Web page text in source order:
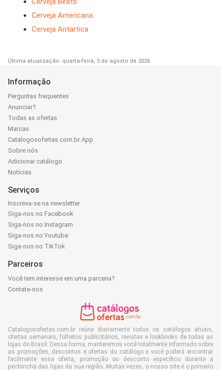
Cerveja Americana
Cerveja Antartica
Última atualização: quarta-feira, 5 de agosto de 2026
Informação
Perguntas frequentes
Anunciar?
Todas as ofertas
Marcas
Catalogosofertas.com.br App
Sobre nós
Adicionar catálogo
Notícias
Serviços
Inscreva-se na newsletter
Siga-nos no Facebook
Siga-nos no Instagram
Siga-nos no Youtube
Siga-nos no TikTok
Parceiros
Você tem interesse em uma parceria?
Contate-nos
Catalogosofertas.com.br reúne diariamente todos os catálogos atuais,
ofertas semanais, folhetos publicitários, revistas e lookbooks de todas as
lojas do Brasil. Dessa forma, manteremos você totalmente informado sobre
as promoções, descontos e ofertas do catálogo e você poderá encontrar
facilmente essa oferta, promoção ou desconto específico durante a
pechincha das lojas da sua região. Muitas vezes, o nosso site é o primeiro